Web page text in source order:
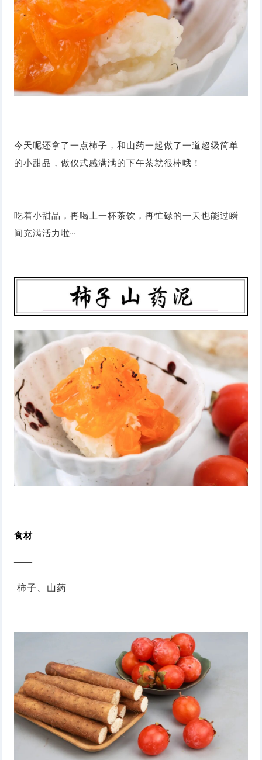
今天呢还拿了一点柿子，和山药一起做了一道超级简单
的小甜品，做仪式感满满的下午茶就很棒哦！
吃着小甜品，再喝上一杯茶饮，再忙碌的一天也能过瞬
间充满活力啦~
食材
——
柿子、山药